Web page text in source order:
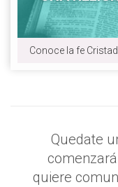
Conoce la fe
Quedate
quiere